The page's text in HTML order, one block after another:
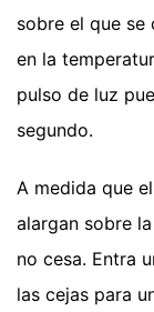
sobre el que
en la
pulso de luz
segundo.
A medida que
alargan sobre
no cesa. Entra
las cejas para